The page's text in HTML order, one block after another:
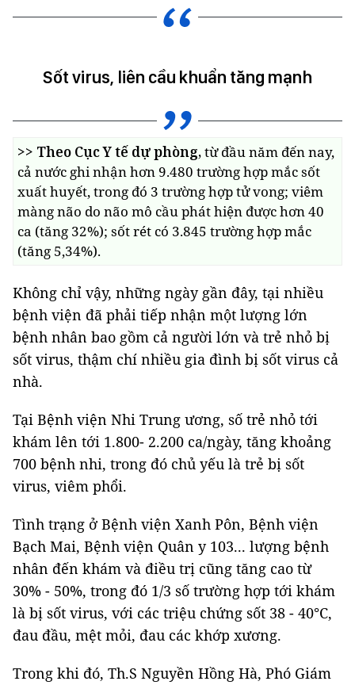
Sốt virus, liên cầu khuẩn tăng mạnh
>> Theo Cục Y tế dự phòng,từ đầu năm đến nay,
cả nước ghi nhận hơn 9.480 trường hợp mắc sốt
xuất huyết, trong đó 3 trường hợp tử vong; viêm
màng não do não mô cầu phát hiện được hơn 40
ca (tăng 32%); sốt rét có 3.845 trường hợp mắc
(tăng 5,34%).
Không chỉ vậy, những ngày gần đây, tại nhiều
bệnh viện đã phải tiếp nhận một lượng lớn
bệnh nhân bao gồm cả người lớn và trẻ nhỏ bị
sốt virus, thậm chí nhiều gia đình bị sốt virus cả
nhà.
Tại Bệnh viện Nhi Trung ương, số trẻ nhỏ tới
khám lên tới 1.800- 2.200 ca/ngày, tăng khoảng
700 bệnh nhi, trong đó chủ yếu là trẻ bị sốt
virus, viêm phổi.
Tình trạng ở Bệnh viện Xanh Pôn, Bệnh viện
Bạch Mai, Bệnh viện Quân y 103... lượng bệnh
nhân đến khám và điều trị cũng tăng cao từ
30% - 50%, trong đó 1/3 số trường hợp tới khám
là bị sốt virus, với các triệu chứng sốt 38 - 40°C,
đau đầu, mệt mỏi, đau các khớp xương.
Trong khi đó, Th.S Nguyền Hồng Hà, Phó Giám